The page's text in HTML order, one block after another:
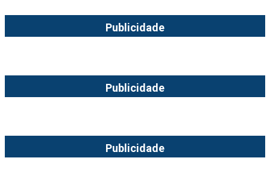
Publicidade
Publicidade
Publicidade